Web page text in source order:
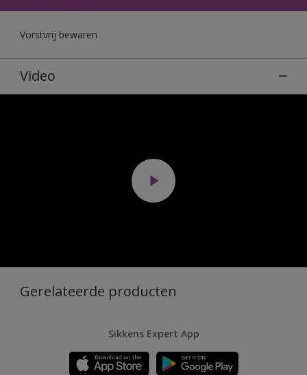
Vorstvrij bewaren
Video
Gerelateerde producten
Sikkens Expert App